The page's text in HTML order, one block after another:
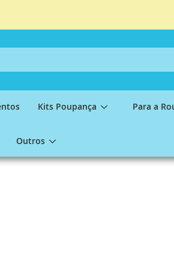
Kits Poupança Para a
Outros